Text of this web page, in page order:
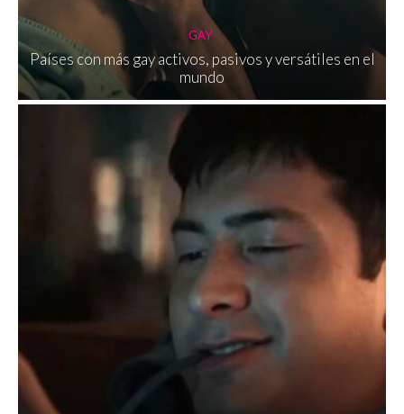
GAY
Países con más gay activos, pasivos y versátiles en el
mundo